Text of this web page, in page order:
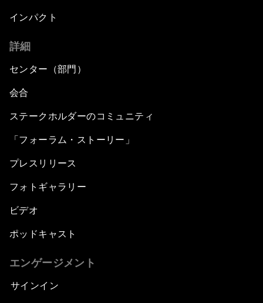
インパクト
詳細
センター（部門）
会合
ステークホルダーのコミュニティ
「フォーラム・ストーリー」
プレスリリース
フォトギャラリー
ビデオ
ポッドキャスト
エンゲージメント
サインイン